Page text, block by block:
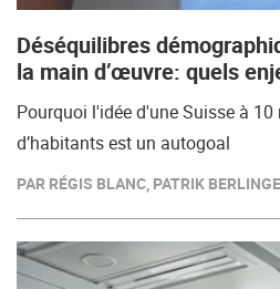
Déséquilibres
la main d’œuvre: quels
Pourquoi l'idée d'une Suisse à
d’habitants est un autogoal
PAR RÉGIS BLANC, PATRIK